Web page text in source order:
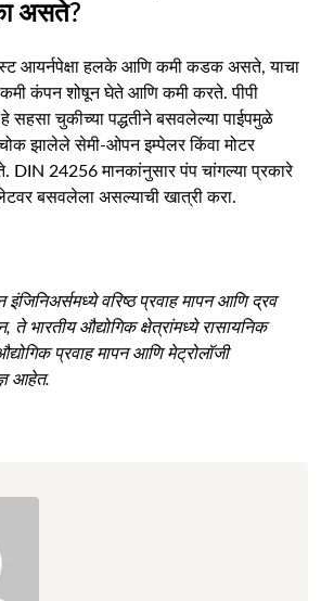
असते?
आयर्नपेक्षा हलके आणि कमी कडक असते, याचा
कमी कंपन शोषून घेते आणि कमी करते. पीपी
सहसा चुकीच्या पद्धतीने बसवलेल्या पाईपमुळे
झालेले सेमी-ओपन इम्पेलर किंवा मोटर
DIN 24256 मानकांनुसार पंप चांगल्या प्रकारे
बसवलेला असल्याची खात्री करा.
वरिष्ठ प्रवाह मापन आणि द्रव
ते भारतीय औद्योगिक क्षेत्रांमध्ये रासायनिक
प्रवाह मापन आणि मेट्रोलॉजी
आहेत.